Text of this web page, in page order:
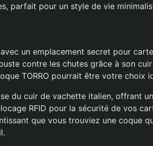
parfait pour un style de vie
un emplacement secret pour
contre les chutes grâce à son
TORRO pourrait être votre choix
du cuir de vachette italien, offrant
RFID pour la sécurité de vos
que vous trouviez une coque